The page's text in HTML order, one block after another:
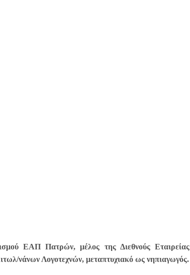
ΕΑΠ Πατρών, μέλος της Διεθνούς Εταιρείας
νάνων Λογοτεχνών, μεταπτυχιακό ως νηπιαγωγός.